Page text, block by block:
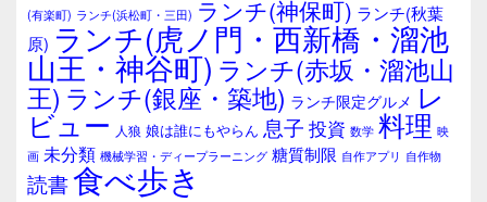
(有楽町) ランチ(浜松町・三田) ランチ(神保町) ランチ(秋葉
原) ランチ(虎ノ門・西新橋・溜池
山王・神谷町) ランチ(赤坂・溜池山
王) ランチ(銀座・築地) ランチ限定グルメ レ
ビュー 人狼 娘は誰にもやらん 息子 投資 数学 料理 映
画 未分類 機械学習・ディープラーニング 糖質制限 自作アプリ 自作物
読書食べ歩き